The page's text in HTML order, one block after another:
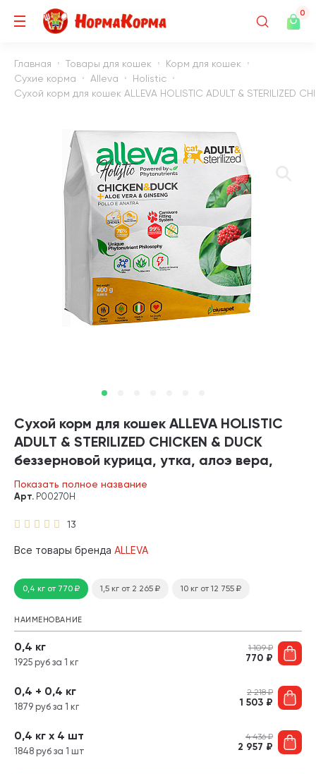
0
Главная Товары для кошек
Корм для кошек
Сухие корма
Alleva
Holistic
Сухой корм для кошек ALLEVA HOLISTIC ADULT & STERILIZED
Сухой корм для кошек ALLEVA HOLISTIC
ADULT & STERILIZED CHICKEN & DUCK
беззерновой курица, утка, алоэ вера,
женьшень (0,4 кг)
Показать полное название
13
Арт. P00270H
Все товары бренда ALLEVA
0,4 кг от 770₽ 1,5 кг от 2 265 ₽ 10 кг от 12 755 ₽
НАИМЕНОВАНИЕ
0,4 кг
1925 руб за 1 кг
1 109₽
770 ₽
0,4 + 0,4 кг
1879 руб за 1 кг
2 218₽
1 503 ₽
0,4 кг х 4 шт
1848 руб за 1 шт
4 436₽
2 957 ₽